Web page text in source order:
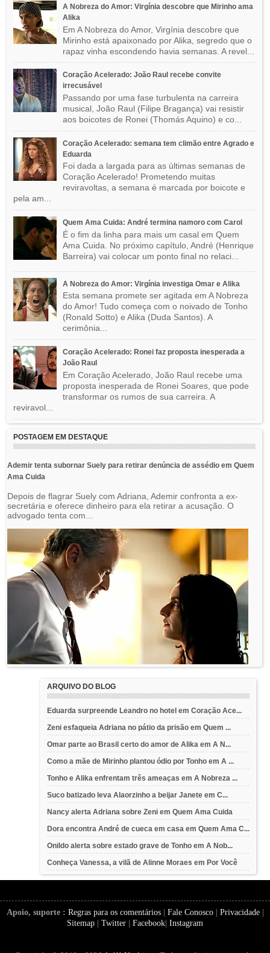
A Nobreza do Amor: Virgínia descobre que Mirinho ama
Alika
Em A Nobreza do Amor, Virgínia descobre que
Mirinho está apaixonado por Alika, segredo que o
rapaz vinha escondendo havia semanas. A revel...
Coração Acelerado: João Raul recebe convite
irrecusável
Passando por uma fase turbulenta na carreira
musical, João Raul (Filipe Bragança) vai resistir
aos boicotes de Ronei (Thomás Aquino) e co...
Coração Acelerado: semana tem climão entre Agrado e
Eduarda
Foi dada a largada para as últimas semanas de
Coração Acelerado! Prometendo muitas
reviravoltas, a semana é marcada por boicote e
pela am...
Quem Ama Cuida: André termina namoro com Carol
É o fim da linha para mais um casal em Quem
Ama Cuida. No próximo capítulo, André (Henrique
Barreira) vai colocar um ponto final no relaci...
A Nobreza do Amor: Virgínia investiga Omar e Alika
Esta semana promete ser agitada em A Nobreza
do Amor! Tudo começa com o noivado de Tonho
(Ronald Sotto) e Alika (Duda Santos). A
cerimônia...
Coração Acelerado: Ronei faz proposta inesperada a
João Raul
Em Coração Acelerado, João Raul recebe uma
proposta inesperada de Ronei Soares, que pode
transformar os rumos de sua carreira. A
reviravol...
POSTAGEM EM DESTAQUE
Ademir tenta subornar Suely para retirar denúncia de assédio em Quem
Ama Cuida
Depois de flagrar Suely com Adriana, Ademir confronta a ex-
secretária e oferece dinheiro para ela retirar a acusação. O
advogado tenta com...
ARQUIVO DO BLOG
Eduarda surpreende Leandro no hotel em Coração Ace...
Zeni esfaqueia Adriana no pátio da prisão em Quem ...
Omar parte ao Brasil certo do amor de Alika em A N...
Como a mãe de Mirinho plantou ódio por Tonho em A ...
Tonho e Alika enfrentam três ameaças em A Nobreza ...
Suco batizado leva Alaorzinho a beijar Janete em C...
Nancy alerta Adriana sobre Zeni em Quem Ama Cuida
Dora encontra André de cueca em casa em Quem Ama C...
Onildo alerta sobre estado grave de Tonho em A Nob...
Conheça Vanessa, a vilã de Alinne Moraes em Por Você
Apoio, suporte : Regras para os comentários| Fale Conosco| Privacidade|
Sitemap
Twitter Facebook Instagram